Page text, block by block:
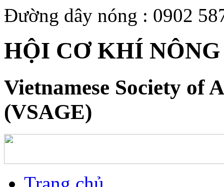
Đường dây nóng : 0902
HỘI CƠ KHÍ
Vietnamese Society of
(VSAGE)